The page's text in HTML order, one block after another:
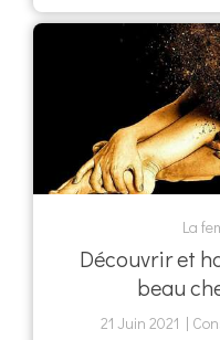
La
Découvrir et
beau
21 Juin 2021